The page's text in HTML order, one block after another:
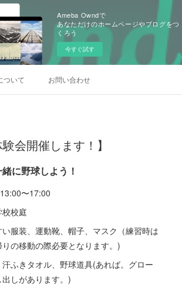
Ameba Owndで
あなただけのホームページやブログをつ
くろう
今すぐ試す
ついて お問い合わせ
会開催します！】
に野球しよう！
〜17:00
校校庭
い服装、運動靴、帽子、マスク（練習時は
の移動の際必要となります。)
汗ふきタオル、野球道具(あれば。グロー
しがあります。)